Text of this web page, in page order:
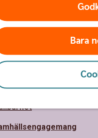
Bara
oss
Ålems Sparbank